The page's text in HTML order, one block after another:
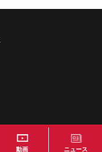
動画 ニュース